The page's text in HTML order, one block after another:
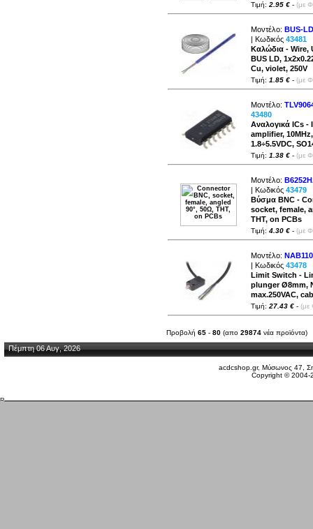
Τιμή: 2.95 € - (με
Μοντέλο: BUS-
| Κωδικός 43481
Καλώδια - Wire,
BUS LD,
Cu, violet, 250V
Τιμή: 1.85 € - (με
Μοντέλο:
43480
Αναλογικά ICs -
amplifier,
1.8÷5.5VDC,
Τιμή: 1.38 € - (με
Μοντέλο:
| Κωδικός 43479
Βύσμα BNC -
socket, female,
THT, on PCBs
Τιμή: 4.30 € - (με
Μοντέλο:
| Κωδικός 43478
Limit Switch -
plunger Ø8mm,
max.250VAC,
Τιμή: 27.43 € - (με
Προβολή 65 - 80 (απο 29874 νέα προϊόντα)
Πέμπτη 06 Αυγ, 2026
acdcshop.gr, Μύσωνος 47,
Copyright ©